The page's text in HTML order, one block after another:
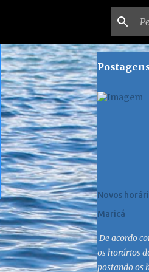
Novos
Maricá
De acordo
os horários
postando os